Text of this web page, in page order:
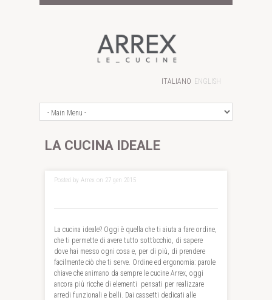
ITALIANO ENGLISH
LA CUCINA IDEALE
Posted by Arrex on 27 gen 2015
La cucina ideale? Oggi è quella che ti aiuta a fare ordine,
che ti permette di avere tutto sott’occhio, di sapere
dove hai messo ogni cosa e, per di più, di prendere
facilmente ciò che ti serve. Ordine ed ergonomia: parole
chiave che animano da sempre le cucine Arrex, oggi
ancora più ricche di elementi pensati per realizzare
arredi funzionali e belli. Dai cassetti dedicati alle